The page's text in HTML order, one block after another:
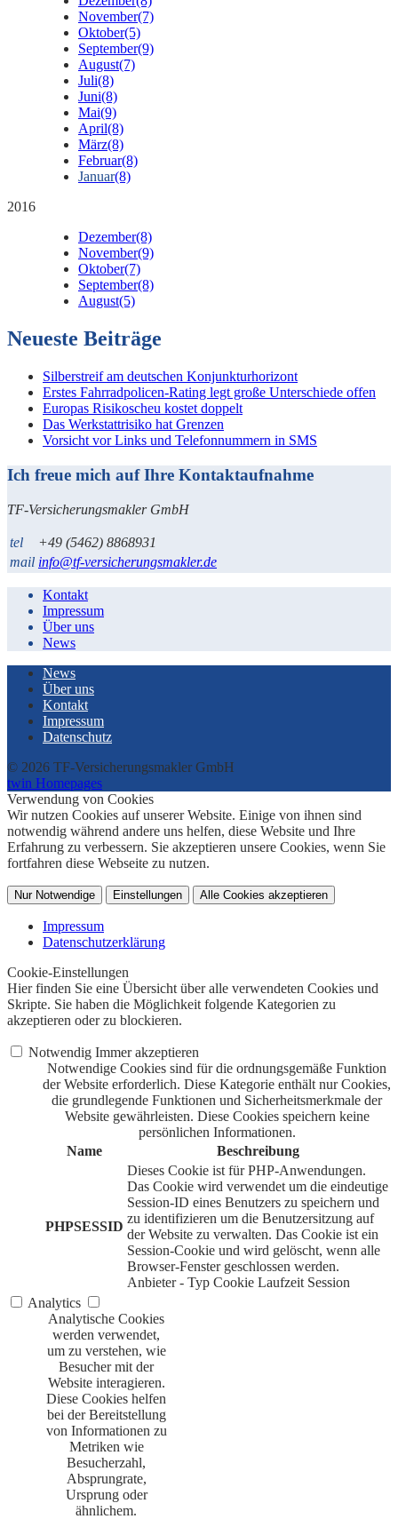
November(7)
Oktober(5)
September(9)
August(7)
Juli(8)
Juni(8)
Mai(9)
April(8)
März(8)
Februar(8)
Januar(8)
2016
Dezember(8)
November(9)
Oktober(7)
September(8)
August(5)
Neueste Beiträge
Silberstreif am deutschen Konjunkturhorizont
Erstes Fahrradpolicen-Rating legt große Unterschiede offen
Europas Risikoscheu kostet doppelt
Das Werkstattrisiko hat Grenzen
Vorsicht vor Links und Telefonnummern in SMS
Ich freue mich auf Ihre Kontaktaufnahme
TF-Versicherungsmakler GmbH
tel
+49 (5462) 8868931
mail info@tf-versicherungsmakler.de
Kontakt
Impressum
Über uns
News
News
Über uns
Kontakt
Impressum
Datenschutz
© 2026 TF-Versicherungsmakler GmbH
twin Homepages
Verwendung von Cookies
Wir nutzen Cookies auf unserer Website. Einige von ihnen sind
notwendig während andere uns helfen, diese Website und Ihre
Erfahrung zu verbessern. Sie akzeptieren unsere Cookies, wenn Sie
fortfahren diese Webseite zu nutzen.
Nur Notwendige Einstellungen Alle Cookies akzeptieren
Impressum
Datenschutzerklärung
Cookie-Einstellungen
Hier finden Sie eine Übersicht über alle verwendeten Cookies und
Skripte. Sie haben die Möglichkeit folgende Kategorien zu
akzeptieren oder zu blockieren.
Notwendig Immer akzeptieren
Notwendige Cookies sind für die ordnungsgemäße Funktion
der Website erforderlich. Diese Kategorie enthält nur Cookies,
die grundlegende Funktionen und Sicherheitsmerkmale der
Website gewährleisten. Diese Cookies speichern keine
persönlichen Informationen.
Name
Beschreibung
PHPSESSID
Dieses Cookie ist für PHP-Anwendungen.
Das Cookie wird verwendet um die eindeutige
Session-ID eines Benutzers zu speichern und
zu identifizieren um die Benutzersitzung auf
der Website zu verwalten. Das Cookie ist ein
Session-Cookie und wird gelöscht, wenn alle
Browser-Fenster geschlossen werden.
Anbieter - Typ Cookie Laufzeit Session
Analytics
Analytische Cookies
werden verwendet,
um zu verstehen, wie
Besucher mit der
Website interagieren.
Diese Cookies helfen
bei der Bereitstellung
von Informationen zu
Metriken wie
Besucherzahl,
Absprungrate,
Ursprung oder
ähnlichem.